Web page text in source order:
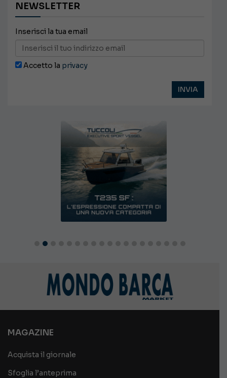
NEWSLETTER
Inserisci la tua email
Accetto la privacy
MAGAZINE
Acquista il giornale
Sfoglia l’anteprima